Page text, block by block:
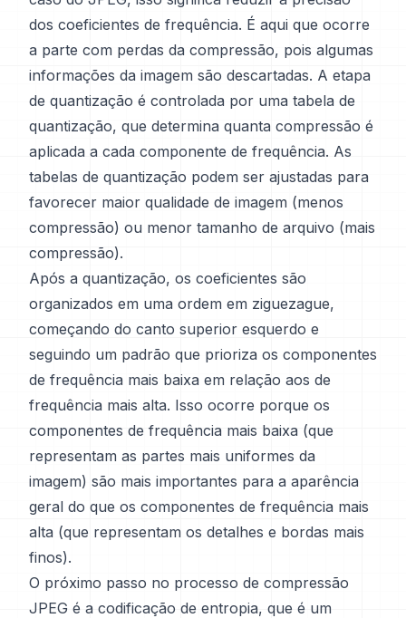
dos coeficientes de frequência. É aqui que ocorre
a parte com perdas da compressão, pois algumas
informações da imagem são descartadas. A etapa
de quantização é controlada por uma tabela de
quantização, que determina quanta compressão é
aplicada a cada componente de frequência. As
tabelas de quantização podem ser ajustadas para
favorecer maior qualidade de imagem (menos
compressão) ou menor tamanho de arquivo (mais
compressão).
Após a quantização, os coeficientes são
organizados em uma ordem em ziguezague,
começando do canto superior esquerdo e
seguindo um padrão que prioriza os componentes
de frequência mais baixa em relação aos de
frequência mais alta. Isso ocorre porque os
componentes de frequência mais baixa (que
representam as partes mais uniformes da
imagem) são mais importantes para a aparência
geral do que os componentes de frequência mais
alta (que representam os detalhes e bordas mais
finos).
O próximo passo no processo de compressão
JPEG é a codificação de entropia, que é um